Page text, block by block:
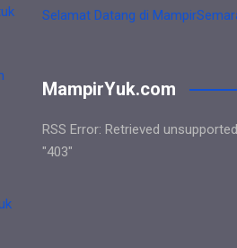
Selamat Datang di
MampirYuk.com
RSS Error: Retrieved
"403"